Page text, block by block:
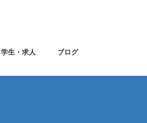
学生・求人 ブログ